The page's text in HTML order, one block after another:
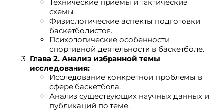
Технические приемы и тактические
схемы.
Физиологические аспекты подготовки
баскетболистов.
Психологические особенности
спортивной деятельности в баскетболе.
Глава 2. Анализ избранной темы
исследования:
Исследование конкретной проблемы в
сфере баскетбола.
Анализ существующих научных данных и
публикаций по теме.